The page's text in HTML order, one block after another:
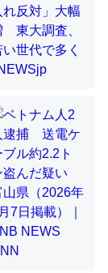
なぜ海にいな
脊椎動物と貝
してナメク
なぜ海にいな